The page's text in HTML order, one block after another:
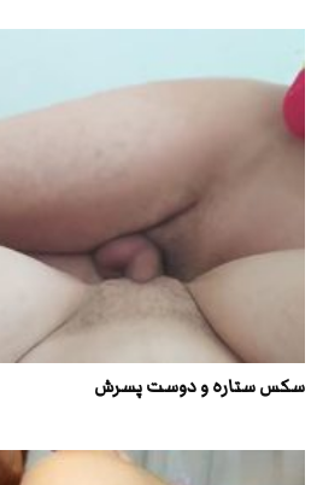
سکس ستاره و دوست پسرش